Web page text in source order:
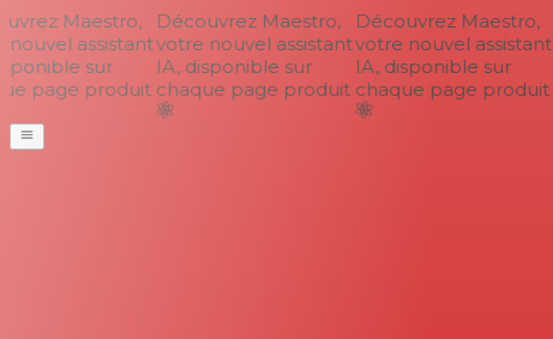
Maestro,
assistant
sur
page produit
Découvrez Maestro,
votre nouvel assistant
IA, disponible sur
chaque page produit
Découvrez Maestro,
votre nouvel assistant
IA, disponible sur
chaque page produit